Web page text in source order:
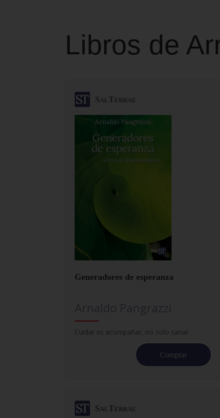
Libros de
SalTerrae
Generadores de esperanza
Cuidar es acompañar, no solo sanar
Comprar
SalTerrae